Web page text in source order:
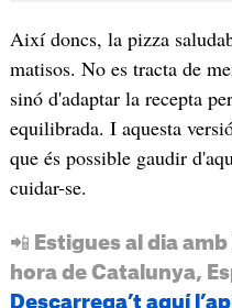
Així doncs, la pizza
matisos. No es tracta de
sinó d'adaptar la recepta
equilibrada. I aquesta
que és possible gaudir
cuidar-se.
📲 Estigues al dia
hora de Catalunya,
Descarrega’t aquí